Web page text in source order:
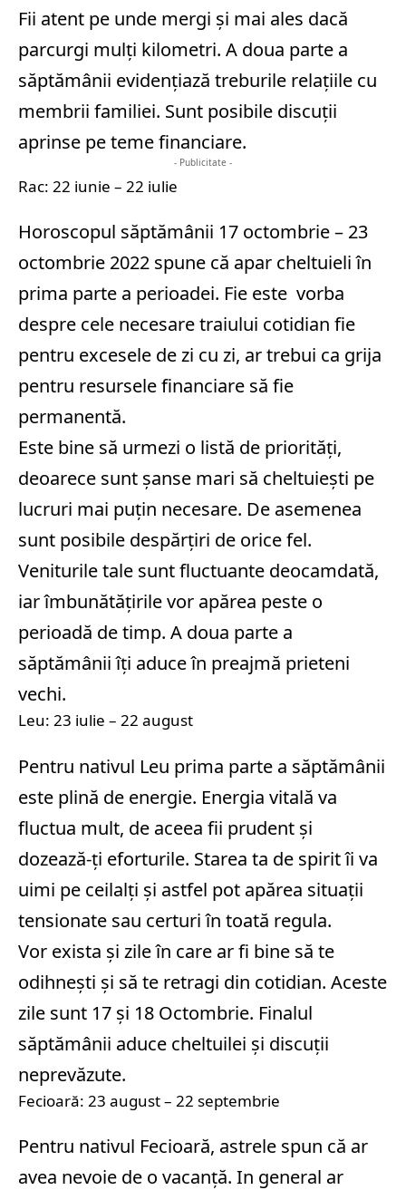
Fii atent pe unde mergi și mai ales dacă
parcurgi mulți kilometri. A doua parte a
săptămânii evidențiază treburile relațiile cu
membrii familiei. Sunt posibile discuții
aprinse pe teme financiare.
- Publicitate -
Rac: 22 iunie – 22 iulie
Horoscopul săptămânii 17 octombrie – 23
octombrie 2022 spune că apar cheltuieli în
prima parte a perioadei. Fie este vorba
despre cele necesare traiului cotidian fie
pentru excesele de zi cu zi, ar trebui ca grija
pentru resursele financiare să fie
permanentă.
Este bine să urmezi o listă de priorități,
deoarece sunt șanse mari să cheltuiești pe
lucruri mai puțin necesare. De asemenea
sunt posibile despărțiri de orice fel.
Veniturile tale sunt fluctuante deocamdată,
iar îmbunătățirile vor apărea peste o
perioadă de timp. A doua parte a
săptămânii îți aduce în preajmă prieteni
vechi.
Leu: 23 iulie – 22 august
Pentru nativul Leu prima parte a săptămânii
este plină de energie. Energia vitală va
fluctua mult, de aceea fii prudent și
dozează-ți eforturile. Starea ta de spirit îi va
uimi pe ceilalți și astfel pot apărea situații
tensionate sau certuri în toată regula.
Vor exista și zile în care ar fi bine să te
odihnești și să te retragi din cotidian. Aceste
zile sunt 17 și 18 Octombrie. Finalul
săptămânii aduce cheltuilei și discuții
neprevăzute.
Fecioară: 23 august – 22 septembrie
Pentru nativul Fecioară, astrele spun că ar
avea nevoie de o vacanță. In general ar